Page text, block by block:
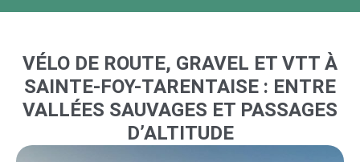
VÉLO DE ROUTE, GRAVEL ET VTT À
SAINTE-FOY-TARENTAISE : ENTRE
VALLÉES SAUVAGES ET PASSAGES
D’ALTITUDE